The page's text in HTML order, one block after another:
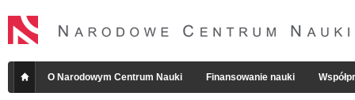
O Narodowym Centrum Nauki Finansowanie nauki